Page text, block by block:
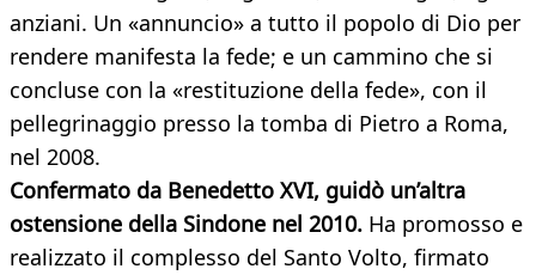
anziani. Un «annuncio» a tutto il popolo di Dio per
rendere manifesta la fede; e un cammino che si
concluse con la «restituzione della fede», con il
pellegrinaggio presso la tomba di Pietro a Roma,
nel 2008.
Confermato da Benedetto XVI, guidò un’altra
ostensione della Sindone nel 2010. Ha promosso e
realizzato il complesso del Santo Volto, firmato